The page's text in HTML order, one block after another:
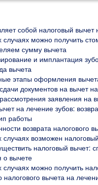
собой налоговый вычет
случаях можно получить
сумму вычета
и имплантация
вычета
этапы оформления
документов на вычет
заявления на
на лечение зубов:
работы
возврата налогового
случаях возможен
налоговый вычет:
вычете
случаях можно получить
налогового вычета на